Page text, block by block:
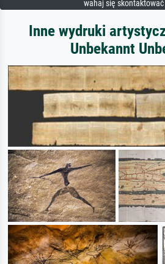
wahaj się
Inne wydruki
Unbekannt